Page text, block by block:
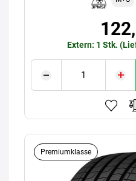
Extern: 1 Stk.
Premiumklasse